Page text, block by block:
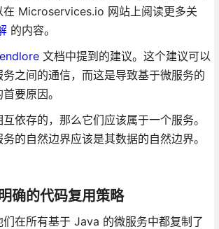
在 Microservices.io 网站上阅读更多关
的内容。
文档中提到的建议。这个建议可以
之间的通信，而这是导致基于微服务的
要原因。
依存的，那么它们应该属于一个服务。
的自然边界应该是其数据的自然边界。
确的代码复用策略
在所有基于 Java 的微服务中都复制了